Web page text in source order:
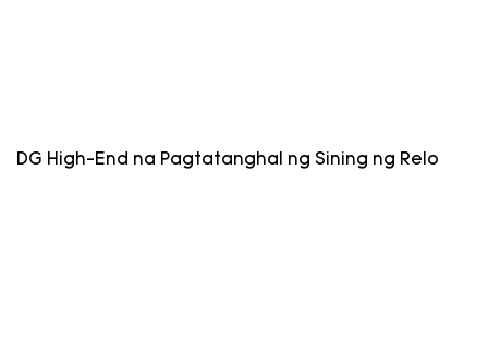
DG High-End na Pagtatanghal ng Sining ng Relo